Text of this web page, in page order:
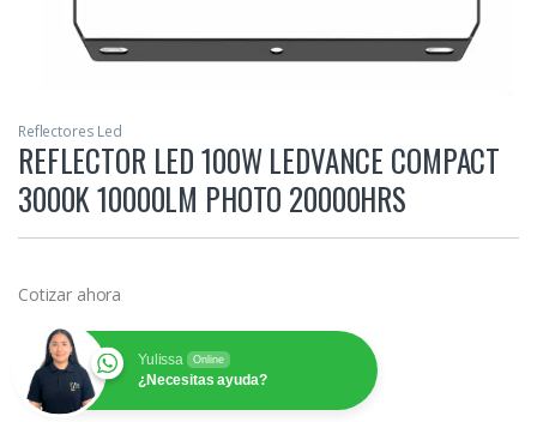
Reflectores Led
REFLECTOR LED 100W LEDVANCE COMPACT
3000K 10000LM PHOTO 20000HRS
Cotizar ahora
Yulissa Online
¿Necesitas ayuda?